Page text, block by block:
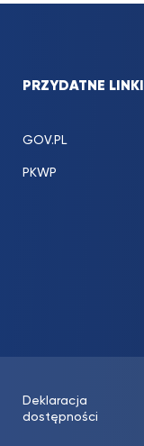
PRZYDATNE LINKI
GOV.PL
PKWP
Deklaracja
dostępności